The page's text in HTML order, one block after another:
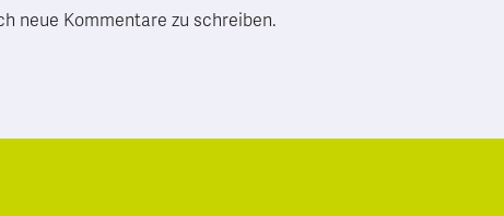
neue Kommentare zu schreiben.